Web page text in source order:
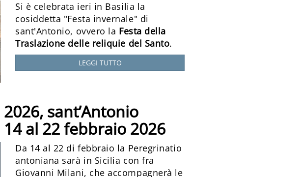
Si è celebrata ieri in Basilia la
cosiddetta "Festa invernale" di
sant'Antonio, ovvero la Festa della
Traslazione delle reliquie del Santo.
LEGGI TUTTO
sant’Antonio
al 22 febbraio 2026
Da 14 al 22 di febbraio la Peregrinatio
antoniana sarà in Sicilia con fra
Giovanni Milani, che accompagnerà le